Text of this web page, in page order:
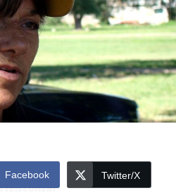
Facebook Twitter/X